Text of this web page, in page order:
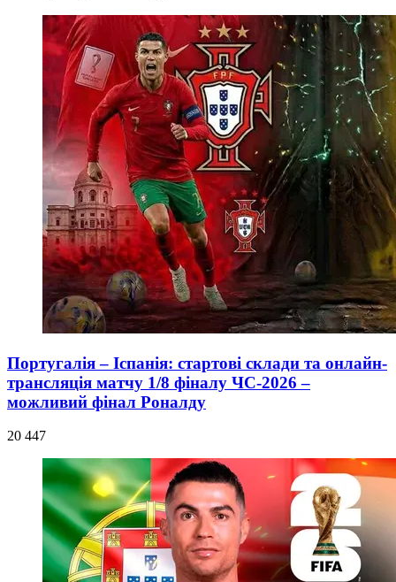
Португалія – Іспанія: стартові склади та онлайн-
трансляція матчу 1/8 фіналу ЧС-2026 –
можливий фінал Роналду
20 447